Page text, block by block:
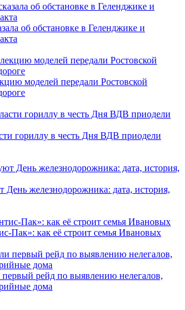
об обстановке в Геленджике и
моделей передали Ростовской
гориллу в честь Дня ВДВ приодели
железнодорожника: дата, история,
Пак»: как её строит семья Ивановых
рейд по выявлению нелегалов,
дома